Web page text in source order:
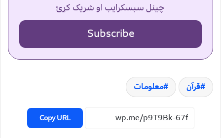
چینل سبسکرایب او شریک کړئ
Subscribe
قرآن معلومات
Copy URL